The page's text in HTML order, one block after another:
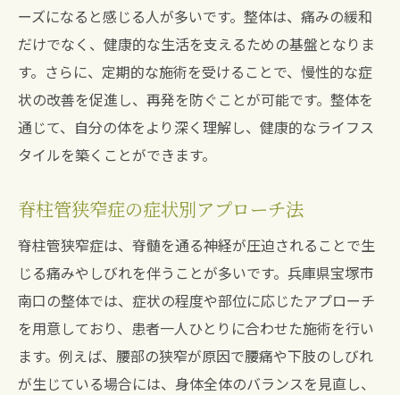
ーズになると感じる人が多いです。整体は、痛みの緩和
だけでなく、健康的な生活を支えるための基盤となりま
す。さらに、定期的な施術を受けることで、慢性的な症
状の改善を促進し、再発を防ぐことが可能です。整体を
通じて、自分の体をより深く理解し、健康的なライフス
タイルを築くことができます。
脊柱管狭窄症の症状別アプローチ法
脊柱管狭窄症は、脊髄を通る神経が圧迫されることで生
じる痛みやしびれを伴うことが多いです。兵庫県宝塚市
南口の整体では、症状の程度や部位に応じたアプローチ
を用意しており、患者一人ひとりに合わせた施術を行い
ます。例えば、腰部の狭窄が原因で腰痛や下肢のしびれ
が生じている場合には、身体全体のバランスを見直し、